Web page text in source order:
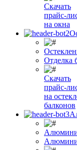
Скачать
прайс-
на окна
Отделка
Скачать
прайс-
на
балконов